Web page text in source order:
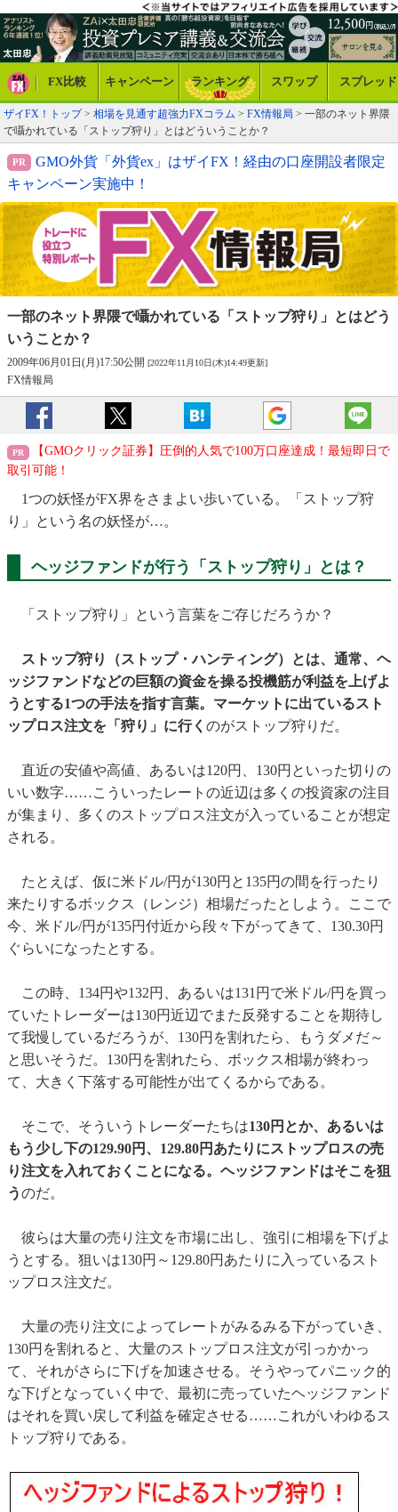
FX比較 キャンペーン ランキング スワップ スプレッド
ザイFX！トップ> 相場を見通す超強力FXコラム > FX情報局 > 一部のネット界隈
で囁かれている「ストップ狩り」とはどういうことか？
GMO外貨「外貨ex」はザイFX！経由の口座開設者限定
キャンペーン実施中！
一部のネット界隈で囁かれている 「ストップ狩り」とはどう
いうことか？
2009年06月01日(月)17:50公開 [2022年11月10日(木)14:49更新]
FX情報局
【GMOクリック証券】圧倒的人気で100万口座達成！最短即日で
取引可能！
1つの妖怪がFX界をさまよい歩いている。「ストップ狩
り」という名の妖怪が…。
ヘッジファンドが行う「ストップ狩り」とは？
「ストップ狩り」という言葉をご存じだろうか？
ストップ狩り（ストップ・ハンティング）とは、通常、ヘ
ッジファンドなどの巨額の資金を操る投機筋が利益を上げよ
うとする1つの手法を指す言葉。マーケットに出ているスト
ップロス注文を「狩り」に行く のがストップ狩りだ。
直近の安値や高値、あるいは120円、130円といった切りの
いい数字……こういったレートの近辺は多くの投資家の注目
が集まり、多くのストップロス注文が入っていることが想定
される。
たとえば、仮に米ドル/円が130円と135円の間を行ったり
来たりするボックス（レンジ）相場だったとしよう。ここで
今、米ドル/円が135円付近から段々下がってきて、130.30円
ぐらいになったとする。
この時、134円や132円、あるいは131円で米ドル/円を買っ
ていたトレーダーは130円近辺でまた反発することを期待し
て我慢しているだろうが、130円を割れたら、もうダメだ～
と思いそうだ。130円を割れたら、ボックス相場が終わっ
て、大きく下落する可能性が出てくるからである。
そこで、そういうトレーダーたちは130円とか、あるいは
もう少し下の129.90円、129.80円あたりにストップロスの売
り注文を入れておくことになる。ヘッジファンドはそこを狙
うのだ。
彼らは大量の売り注文を市場に出し、強引に相場を下げよ
うとする。狙いは130円～129.80円あたりに入っているスト
ップロス注文だ。
大量の売り注文によってレートがみるみる下がっていき、
130円を割れると、大量のストップロス注文が引っかかっ
て、それがさらに下げを加速させる。そうやってパニック的
な下げとなっていく中で、最初に売っていたヘッジファンド
はそれを買い戻して利益を確定させる……これがいわゆるス
トップ狩りである。